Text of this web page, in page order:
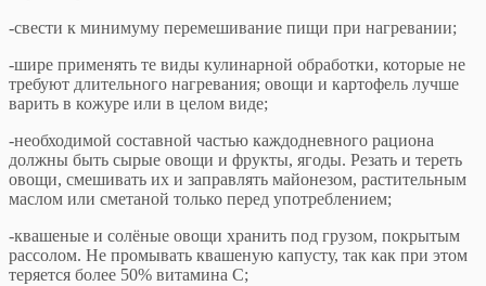
-свести к минимуму перемешивание пищи при нагревании;
-шире применять те виды кулинарной обработки, которые не
требуют длительного нагревания; овощи и картофель лучше
варить в кожуре или в целом виде;
-необходимой составной частью каждодневного рациона
должны быть сырые овощи и фрукты, ягоды. Резать и тереть
овощи, смешивать их и заправлять майонезом, растительным
маслом или сметаной только перед употреблением;
-квашеные и солёные овощи хранить под грузом, покрытым
рассолом. Не промывать квашеную капусту, так как при этом
теряется более 50% витамина С;